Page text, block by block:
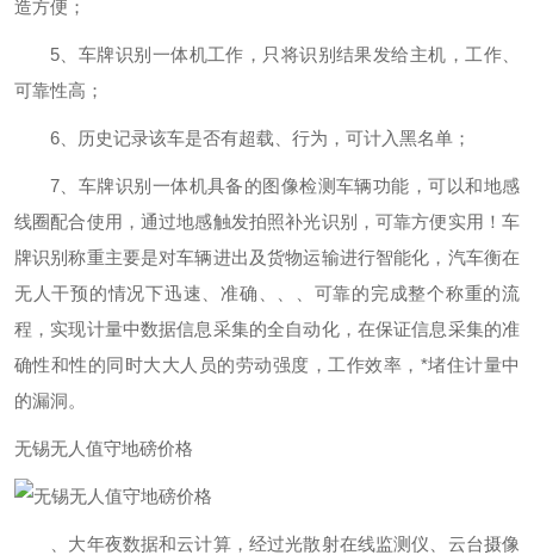
造方便；
5、车牌识别一体机工作，只将识别结果发给主机，工作、
可靠性高；
6、历史记录该车是否有超载、行为，可计入黑名单；
7、车牌识别一体机具备的图像检测车辆功能，可以和地感
线圈配合使用，通过地感触发拍照补光识别，可靠方便实用！车
牌识别称重主要是对车辆进出及货物运输进行智能化，汽车衡在
无人干预的情况下迅速、准确、、、可靠的完成整个称重的流
程，实现计量中数据信息采集的全自动化，在保证信息采集的准
确性和性的同时大大人员的劳动强度，工作效率，*堵住计量中
的漏洞。
无锡无人值守地磅价格
、大年夜数据和云计算，经过光散射在线监测仪、云台摄像